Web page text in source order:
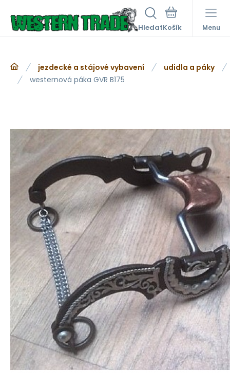
Hledat Menu
jezdecké a stájové vybavení
udidla a páky
westernová páka GVR B175